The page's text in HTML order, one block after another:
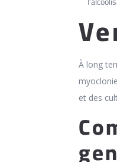
À long
et des